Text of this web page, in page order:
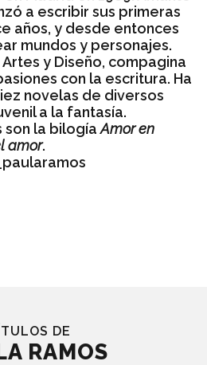
a escribir sus primeras
años, y desde entonces
mundos y personajes.
y Diseño, compagina
con la escritura. Ha
novelas de diversos
a la fantasía.
son la bilogíaAmor en
amor.
DE
RAMOS